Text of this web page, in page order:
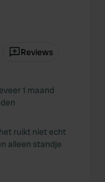
Reviews
1 maand
ruikt niet echt
alleen standje